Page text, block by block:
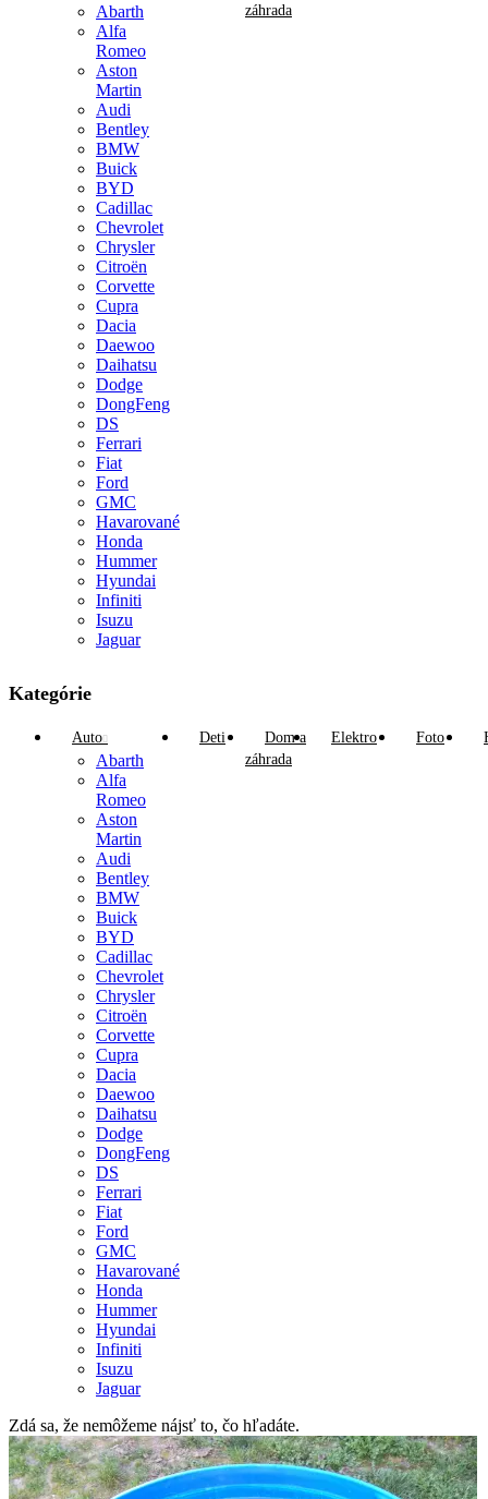
Abarth
Alfa
Romeo
Aston
Martin
Audi
Bentley
BMW
Buick
BYD
Cadillac
Chevrolet
Chrysler
Citroën
Corvette
Cupra
Dacia
Daewoo
Daihatsu
Dodge
DongFeng
DS
Ferrari
Fiat
Ford
GMC
Havarované
Honda
Hummer
Hyundai
Infiniti
Isuzu
Jaguar
záhrada
Kategórie
Auto
Abarth
Alfa
Romeo
Aston
Martin
Audi
Bentley
BMW
Buick
BYD
Cadillac
Chevrolet
Chrysler
Citroën
Corvette
Cupra
Dacia
Daewoo
Daihatsu
Dodge
DongFeng
DS
Ferrari
Fiat
Ford
GMC
Havarované
Honda
Hummer
Hyundai
Infiniti
Isuzu
Jaguar
Deti
Dom a
záhrada
Elektro Foto
Zdá sa, že nemôžeme nájsť to, čo hľadáte.